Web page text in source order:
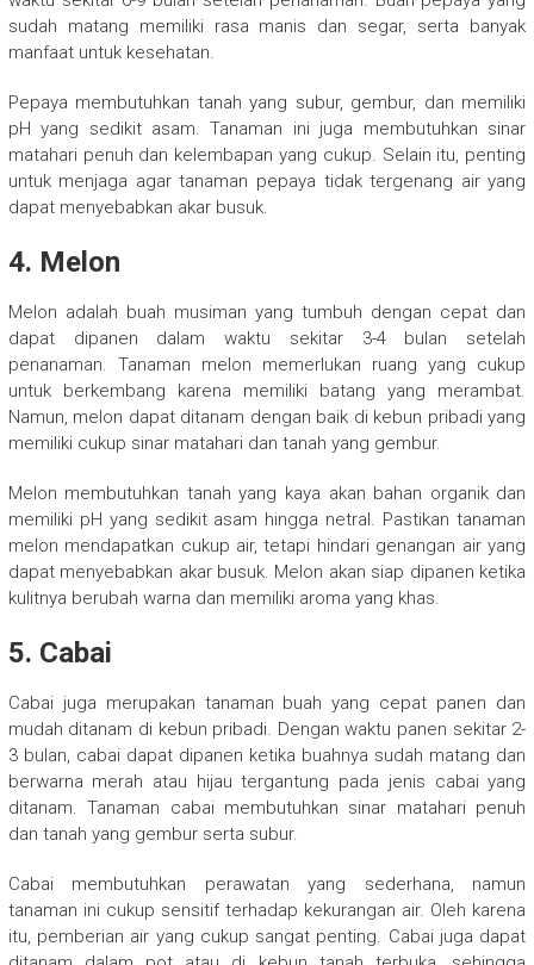
sudah matang memiliki rasa manis dan segar, serta banyak
manfaat untuk kesehatan.
Pepaya membutuhkan tanah yang subur, gembur, dan memiliki
pH yang sedikit asam. Tanaman ini juga membutuhkan sinar
matahari penuh dan kelembapan yang cukup. Selain itu, penting
untuk menjaga agar tanaman pepaya tidak tergenang air yang
dapat menyebabkan akar busuk.
4. Melon
Melon adalah buah musiman yang tumbuh dengan cepat dan
dapat dipanen dalam waktu sekitar 3-4 bulan setelah
penanaman. Tanaman melon memerlukan ruang yang cukup
untuk berkembang karena memiliki batang yang merambat.
Namun, melon dapat ditanam dengan baik di kebun pribadi yang
memiliki cukup sinar matahari dan tanah yang gembur.
Melon membutuhkan tanah yang kaya akan bahan organik dan
memiliki pH yang sedikit asam hingga netral. Pastikan tanaman
melon mendapatkan cukup air, tetapi hindari genangan air yang
dapat menyebabkan akar busuk. Melon akan siap dipanen ketika
kulitnya berubah warna dan memiliki aroma yang khas.
5. Cabai
Cabai juga merupakan tanaman buah yang cepat panen dan
mudah ditanam di kebun pribadi. Dengan waktu panen sekitar 2-
3 bulan, cabai dapat dipanen ketika buahnya sudah matang dan
berwarna merah atau hijau tergantung pada jenis cabai yang
ditanam. Tanaman cabai membutuhkan sinar matahari penuh
dan tanah yang gembur serta subur.
Cabai membutuhkan perawatan yang sederhana, namun
tanaman ini cukup sensitif terhadap kekurangan air. Oleh karena
itu, pemberian air yang cukup sangat penting. Cabai juga dapat